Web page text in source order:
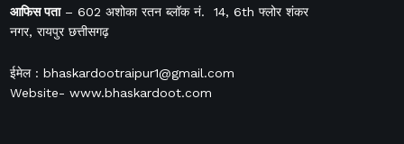
आफिसपता– 602 अशोका रतन ब्लॉक नं. 14, 6th फ्लोर शंकर
नगर, रायपुर छत्तीसगढ़
ईमेल : bhaskardootraipur1@gmail.com
Website- www.bhaskardoot.com